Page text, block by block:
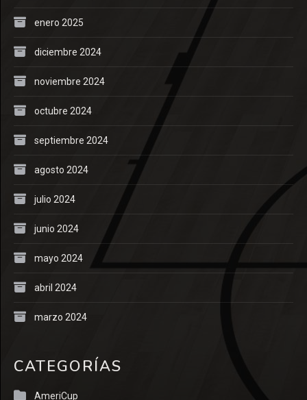
enero 2025
diciembre 2024
noviembre 2024
octubre 2024
septiembre 2024
agosto 2024
julio 2024
junio 2024
mayo 2024
abril 2024
marzo 2024
CATEGORÍAS
AmeriCup